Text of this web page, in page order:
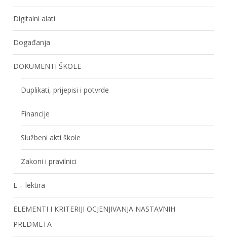
Digitalni alati
Događanja
DOKUMENTI ŠKOLE
Duplikati, prijepisi i potvrde
Financije
Službeni akti škole
Zakoni i pravilnici
E – lektira
ELEMENTI I KRITERIJI OCJENJIVANJA NASTAVNIH
PREDMETA